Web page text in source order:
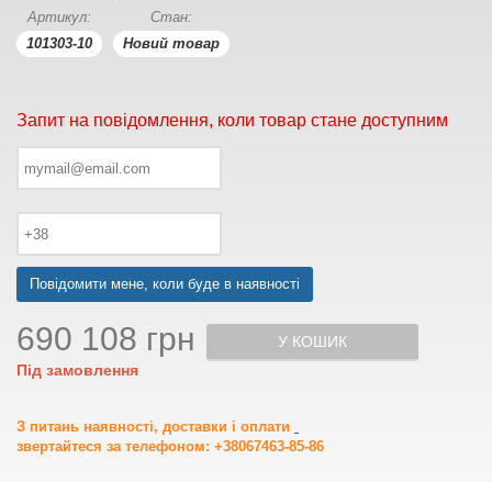
Артикул:
101303-10
Стан:
Новий товар
Запит на повідомлення, коли товар стане доступним
Повідомити мене, коли буде в наявності
690 108 грн
Під замовлення
У КОШИК
З питань наявності, доставки і оплати
звертайтеся за телефоном: +38067463-85-86